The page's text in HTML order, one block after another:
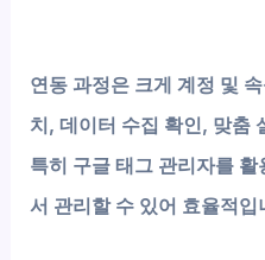
연동 과정은 크게계정 및
치, 데이터 수집 확인, 맞춤
특히 구글 태그 관리자를
서 관리할 수 있어 효율적입